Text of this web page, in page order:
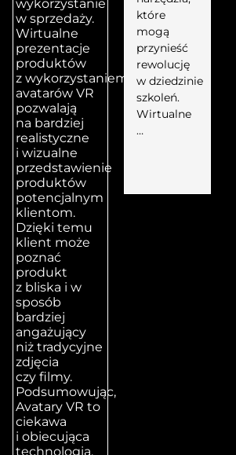
wykorzystanie
w sprzedaży.
Wirtualne
prezentacje
produktów
z wykorzystaniem
avatarów VR
pozwalają
na bardziej
realistyczne
i wizualne
przedstawienie
produktów
potencjalnym
klientom.
Dzięki temu
klient może
poznać
produkt
z bliska i w
sposób
bardziej
angażujący
niż tradycyjne
zdjęcia
czy filmy.
Podsumowując,
Avatary VR to
ciekawa
i obiecująca
technologia,
które
mogą
przynieść
rewolucję
w dziedzinie
szkoleń.
Wirtualne
…